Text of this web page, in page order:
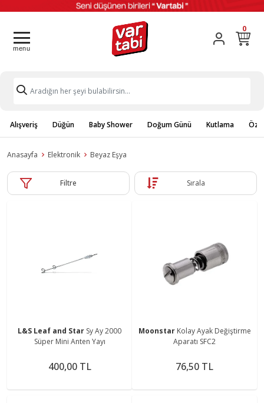
0
Alışveriş Düğün Baby Shower Doğum Günü Kutlama
Anasayfa Elektronik Beyaz Eşya
Filtre Sırala
L&S Leaf and Star Sy Ay 2000
Süper Mini Anten Yayı
400,00 TL
Moonstar Kolay Ayak Değiştirme
Aparatı SFC2
76,50 TL